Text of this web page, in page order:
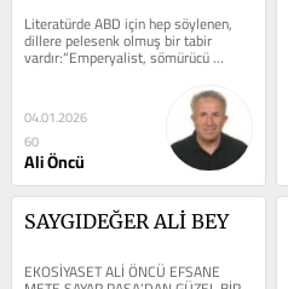
Literatürde ABD için hep söylenen,
dillere pelesenk olmuş bir tabir
vardır:“Emperyalist, sömürücü
ABD’nin ayak bastığı yerde ot bile...
04.01.2026
60
Ali Öncü
SAYGIDEĞER ALİ BEY
EKOSİYASET ALİ ÖNCÜ EFSANE